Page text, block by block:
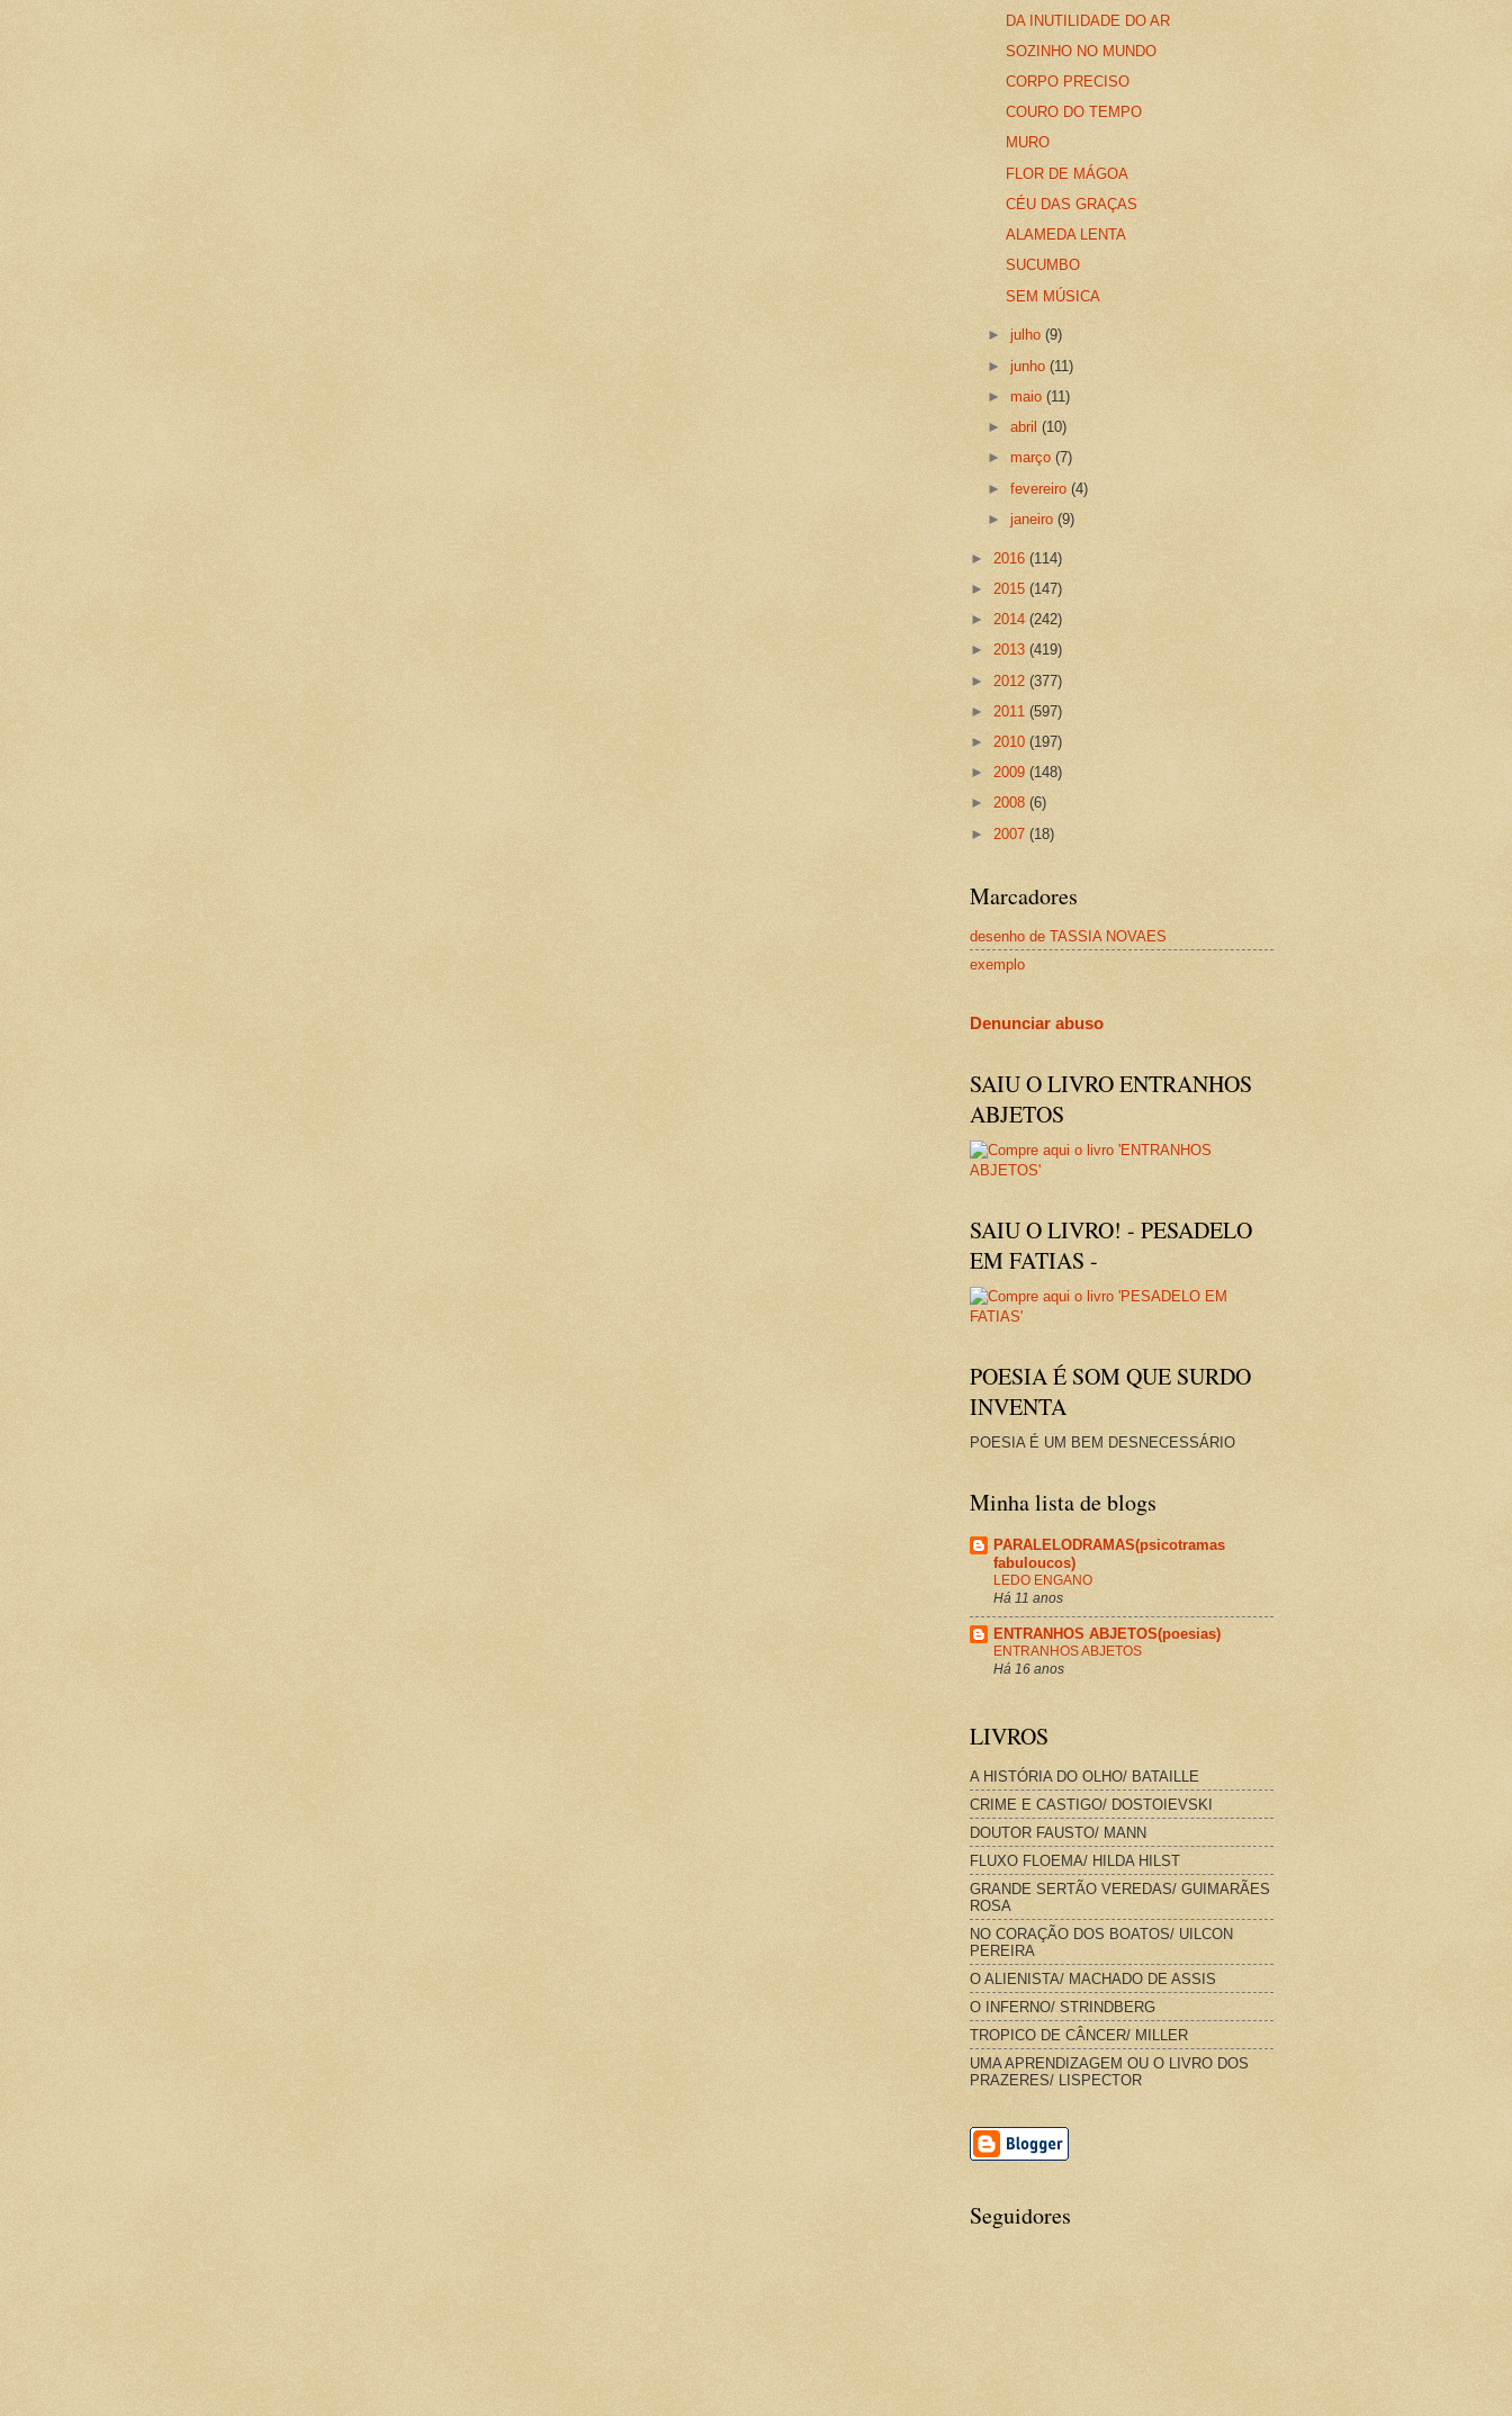
DA INUTILIDADE DO AR
SOZINHO NO MUNDO
CORPO PRECISO
COURO DO TEMPO
MURO
FLOR DE MÁGOA
CÉU DAS GRAÇAS
ALAMEDA LENTA
SUCUMBO
SEM MÚSICA
►julho(9)
►junho(11)
► maio(11)
►abril(10)
►março(7)
►fevereiro(4)
►janeiro(9)
► 2016 (114)
► 2015 (147)
► 2014 (242)
► 2013 (419)
► 2012 (377)
► 2011 (597)
► 2010 (197)
► 2009 (148)
► 2008 (6)
► 2007 (18)
Marcadores
desenho de TASSIA NOVAES
exemplo
Denunciar abuso
SAIU O LIVRO ENTRANHOS
ABJETOS
SAIU O LIVRO! - PESADELO
EM FATIAS -
POESIA É SOM QUE SURDO
INVENTA
POESIA É UM BEM DESNECESSÁRIO
Minha lista de blogs
PARALELODRAMAS(psicotramas
fabuloucos)
LEDO ENGANO
Há 11 anos
ENTRANHOS ABJETOS(poesias)
ENTRANHOS ABJETOS
Há 16 anos
LIVROS
A HISTÓRIA DO OLHO/ BATAILLE
CRIME E CASTIGO/ DOSTOIEVSKI
DOUTOR FAUSTO/ MANN
FLUXO FLOEMA/ HILDA HILST
GRANDE SERTÃO VEREDAS/ GUIMARÃES
ROSA
NO CORAÇÃO DOS BOATOS/ UILCON
PEREIRA
O ALIENISTA/ MACHADO DE ASSIS
O INFERNO/ STRINDBERG
TROPICO DE CÂNCER/ MILLER
UMA APRENDIZAGEM OU O LIVRO DOS
PRAZERES/ LISPECTOR
Seguidores